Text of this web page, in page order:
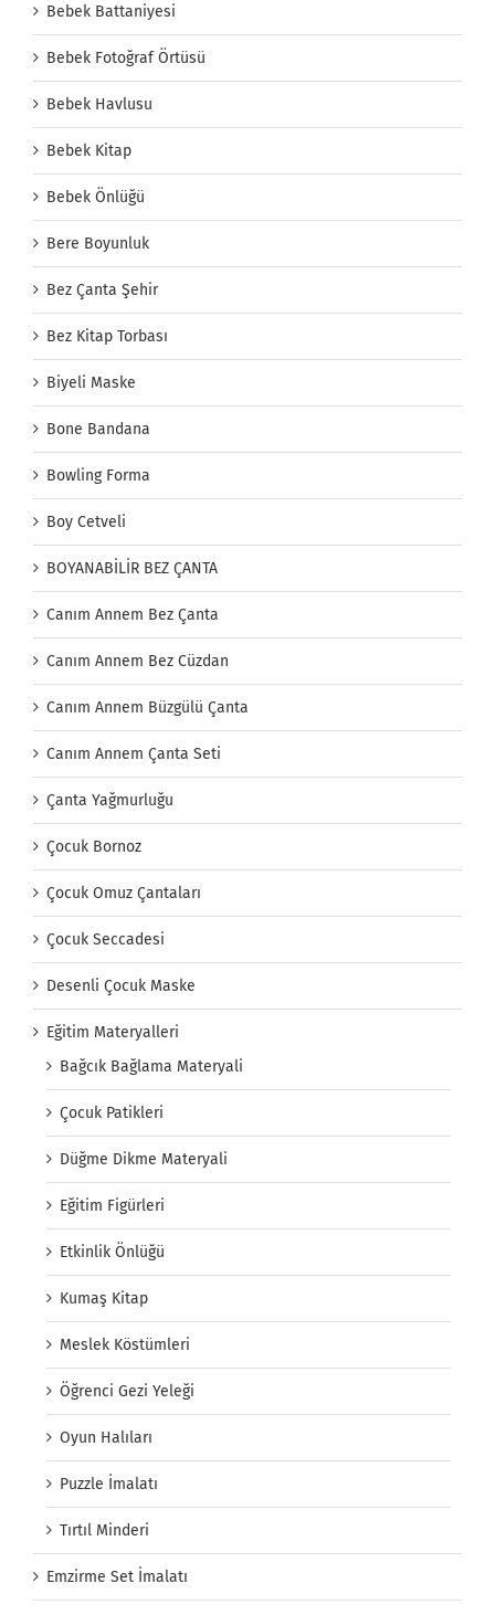
Bebek Battaniyesi
Bebek Fotoğraf Örtüsü
Bebek Havlusu
Bebek Kitap
Bebek Önlüğü
Bere Boyunluk
Bez Çanta Şehir
Bez Kitap Torbası
Biyeli Maske
Bone Bandana
Bowling Forma
Boy Cetveli
BOYANABİLİR BEZ ÇANTA
Canım Annem Bez Çanta
Canım Annem Bez Cüzdan
Canım Annem Büzgülü Çanta
Canım Annem Çanta Seti
Çanta Yağmurluğu
Çocuk Bornoz
Çocuk Omuz Çantaları
Çocuk Seccadesi
Desenli Çocuk Maske
Eğitim Materyalleri
Bağcık Bağlama Materyali
Çocuk Patikleri
Düğme Dikme Materyali
Eğitim Figürleri
Etkinlik Önlüğü
Kumaş Kitap
Meslek Köstümleri
Öğrenci Gezi Yeleği
Oyun Halıları
Puzzle İmalatı
Tırtıl Minderi
Emzirme Set İmalatı